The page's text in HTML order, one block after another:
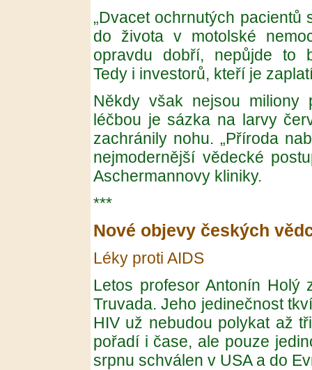
„Dvacet ochrnutých
do života v motolské
opravdu dobří, nepůjde to
Tedy i investorů, kteří je
Někdy však nejsou miliony
léčbou je sázka na larvy
zachránily nohu. „Příroda
nejmodernější vědecké
Aschermannovy kliniky.
***
Nové objevy českých
Léky proti AIDS
Letos profesor Antonín Holý
Truvada. Jeho jedinečnost
HIV už nebudou polykat až
pořadí i čase, ale pouze
srpnu schválen v USA a do